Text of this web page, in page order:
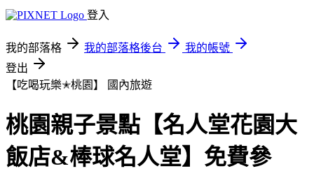
登入
我的部落格 我的部落格後台
我的帳號
登出
【吃喝玩樂✭桃園】
國內旅遊
桃園親子景點【名人堂花園大
飯店&棒球名人堂】免費參